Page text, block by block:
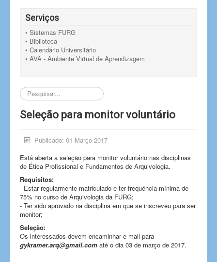
Serviços
• Sistemas FURG
• Biblioteca
• Calendário Universitário
• AVA - Ambiente Virtual de Aprendizagem
Pesquisar...
Seleção para monitor voluntário
Publicado: 01 Março 2017
Está aberta a seleção para monitor voluntário nas disciplinas
de Ética Profissional e Fundamentos de Arquivologia.
Requisitos:
- Estar regularmente matriculado e ter frequência mínima de
75% no curso de Arquivologia da FURG;
- Ter sido aprovado na disciplina em que se inscreveu para ser
monitor;
Seleção:
Os interessados devem encaminhar e-mail para
gykramer.arq@gmail.com até o dia 03 de março de 2017.